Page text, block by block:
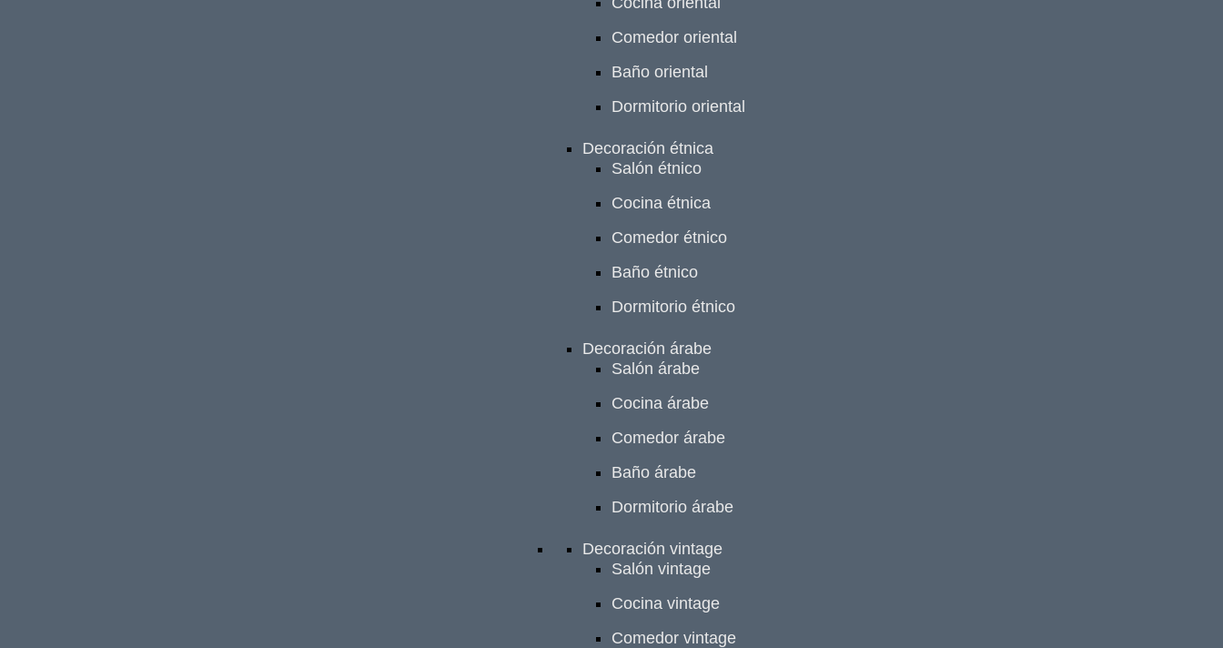
Comedor oriental
Baño oriental
Dormitorio oriental
Decoración étnica
Salón étnico
Cocina étnica
Comedor étnico
Baño étnico
Dormitorio étnico
Decoración árabe
Salón árabe
Cocina árabe
Comedor árabe
Baño árabe
Dormitorio árabe
Decoración vintage
Salón vintage
Cocina vintage
Comedor vintage